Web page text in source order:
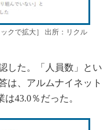
クで拡大］ 出所：リクル
した。「人員数」とい
は、アルムナイネット
43.0％だった。